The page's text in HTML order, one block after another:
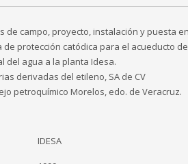
de campo, proyecto, instalación y puesta
de protección catódica para el acueducto
del agua a la planta Idesa.
derivadas del etileno, SA de CV
petroquímico Morelos, edo. de Veracruz.
IDESA